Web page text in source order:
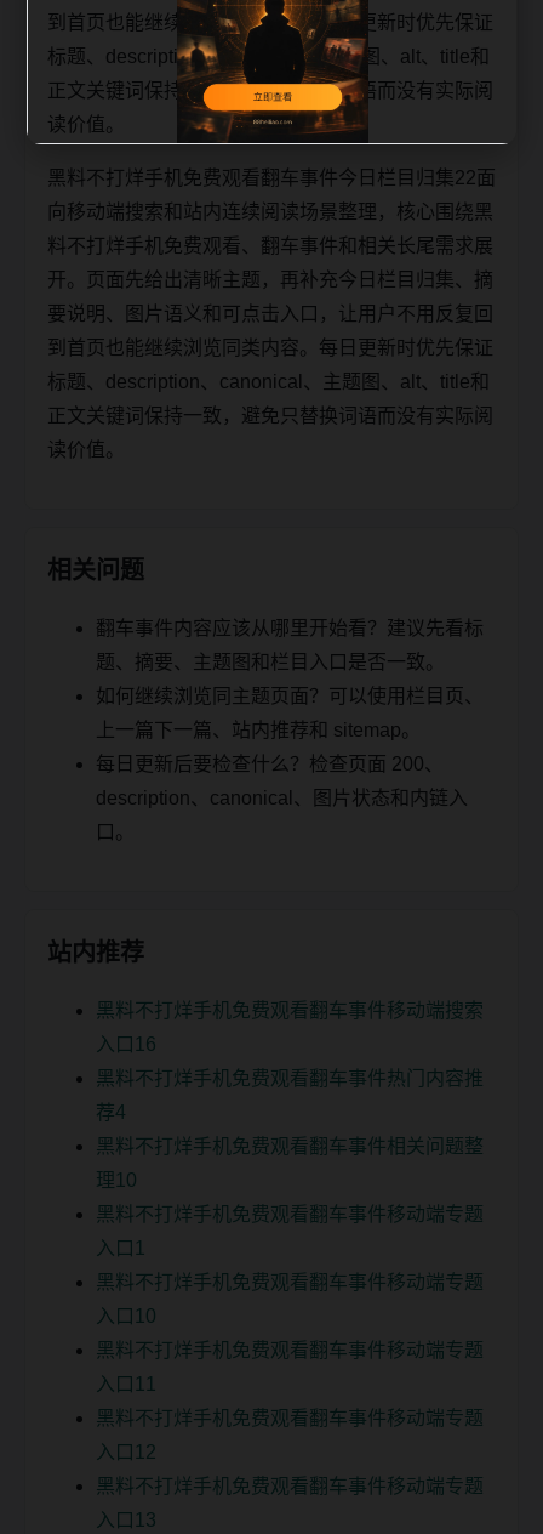
到首页也能继续浏览同类内容。每日更新时优先保证
标题、description、canonical、主题图、alt、title和
正文关键词保持一致，避免只替换词语而没有实际阅
读价值。
黑料不打烊手机免费观看翻车事件今日栏目归集22面
向移动端搜索和站内连续阅读场景整理，核心围绕黑
料不打烊手机免费观看、翻车事件和相关长尾需求展
开。页面先给出清晰主题，再补充今日栏目归集、摘
要说明、图片语义和可点击入口，让用户不用反复回
到首页也能继续浏览同类内容。每日更新时优先保证
标题、description、canonical、主题图、alt、title和
正文关键词保持一致，避免只替换词语而没有实际阅
读价值。
相关问题
翻车事件内容应该从哪里开始看？建议先看标
题、摘要、主题图和栏目入口是否一致。
如何继续浏览同主题页面？可以使用栏目页、
上一篇下一篇、站内推荐和 sitemap。
每日更新后要检查什么？检查页面 200、
description、canonical、图片状态和内链入
口。
站内推荐
黑料不打烊手机免费观看翻车事件移动端搜索
入口16
黑料不打烊手机免费观看翻车事件热门内容推
荐4
黑料不打烊手机免费观看翻车事件相关问题整
理10
黑料不打烊手机免费观看翻车事件移动端专题
入口1
黑料不打烊手机免费观看翻车事件移动端专题
入口10
黑料不打烊手机免费观看翻车事件移动端专题
入口11
黑料不打烊手机免费观看翻车事件移动端专题
入口12
黑料不打烊手机免费观看翻车事件移动端专题
入口13